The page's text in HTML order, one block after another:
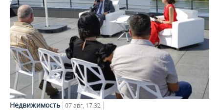
Недвижимость 07 авг, 17:32